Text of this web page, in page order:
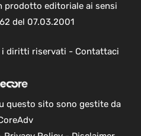
prodotto editoriale ai sensi
del 07.03.2001
diritti riservati - Contattaci
questo sito sono gestite da